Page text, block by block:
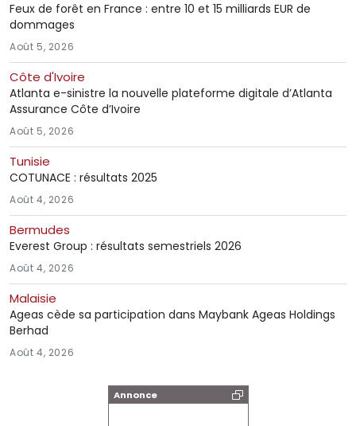
Annonce
Feux de forêt en France : entre 10 et 15 milliards EUR de
dommages
Août 5, 2026
Côte d'Ivoire
Atlanta e-sinistre la nouvelle plateforme digitale d’Atlanta
Assurance Côte d’Ivoire
Août 5, 2026
Tunisie
COTUNACE : résultats 2025
Août 4, 2026
Bermudes
Everest Group : résultats semestriels 2026
Août 4, 2026
Malaisie
Ageas cède sa participation dans Maybank Ageas Holdings
Berhad
Août 4, 2026